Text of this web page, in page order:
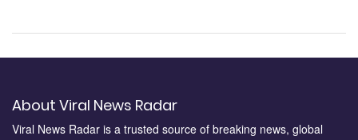
About Viral News Radar
Viral News Radar is a trusted source of breaking news, global